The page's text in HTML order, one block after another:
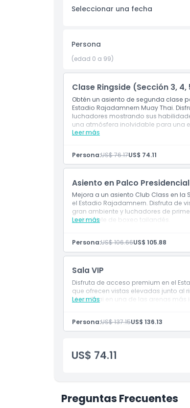
Ya seas un fanático de larga data del
una noche llena de energía, pasión y
Aspectos Destacados
Inclusiones
Política para Niños y Adultos
Horario de Apertura
Cosas a Saber
Cómo Canjear
Política de Cancelación
Seleccionar una fecha
Persona
(edad 0 a 99)
Clase Ringside (Sección 3, 4,
Obtén un asiento de segunda clase
Estadio Rajadamnern Muay Thai.
luchadores mostrando sus
una atmósfera inolvidable para una
Leer más
Incluye
Persona:US$ 76.17US$ 74.11
Asiento en Palco Presidencial
Mejora a un asiento Club Class en la
el Estadio Rajadamnern. Disfruta de
gran ambiente y luchadores de
inolvidable de boxeo tailandés.
Leer más
Persona:US$ 106.66US$ 105.88
Sala VIP
Disfruta de acceso premium en el
que ofrecen vistas elevadas junto al
Muay Thai en una de las arenas más
Leer más
Persona:US$ 137.15US$ 136.13
US$ 74.11
Preguntas Frecuentes